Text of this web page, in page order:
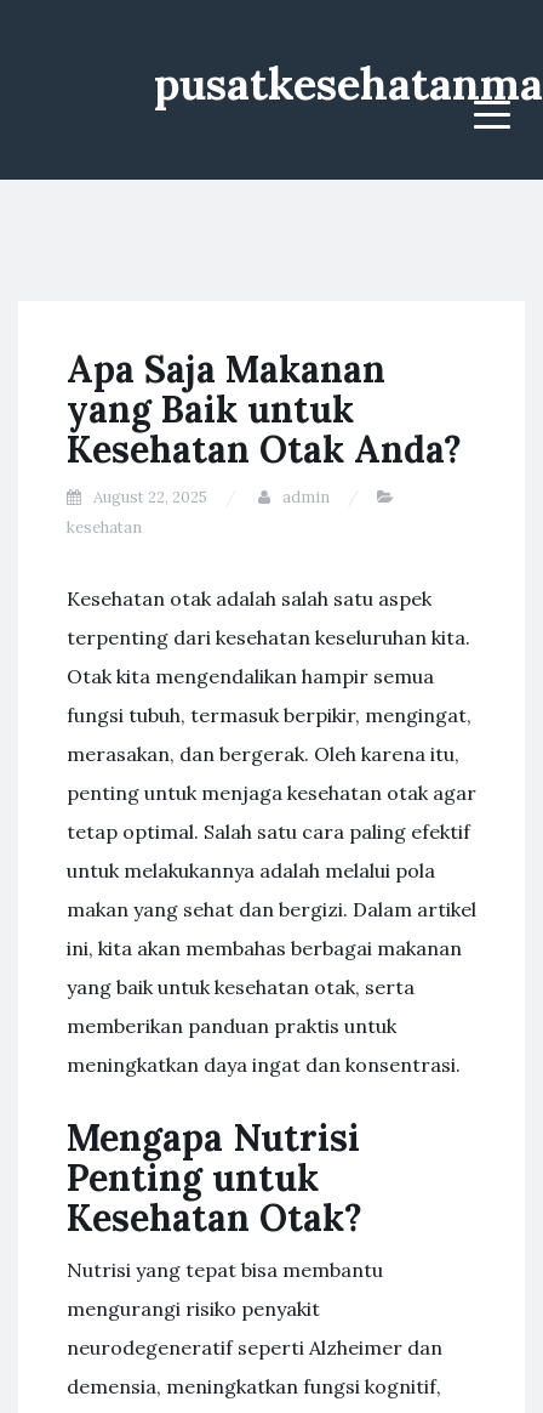
Menu
Apa Saja Makanan
yang Baik untuk
Kesehatan Otak Anda?
August 22, 2025
admin
kesehatan
Kesehatan otak adalah salah satu aspek
terpenting dari kesehatan keseluruhan kita.
Otak kita mengendalikan hampir semua
fungsi tubuh, termasuk berpikir, mengingat,
merasakan, dan bergerak. Oleh karena itu,
penting untuk menjaga kesehatan otak agar
tetap optimal. Salah satu cara paling efektif
untuk melakukannya adalah melalui pola
makan yang sehat dan bergizi. Dalam artikel
ini, kita akan membahas berbagai makanan
yang baik untuk kesehatan otak, serta
memberikan panduan praktis untuk
meningkatkan daya ingat dan konsentrasi.
Mengapa Nutrisi
Penting untuk
Kesehatan Otak?
Nutrisi yang tepat bisa membantu
mengurangi risiko penyakit
neurodegeneratif seperti Alzheimer dan
demensia, meningkatkan fungsi kognitif,